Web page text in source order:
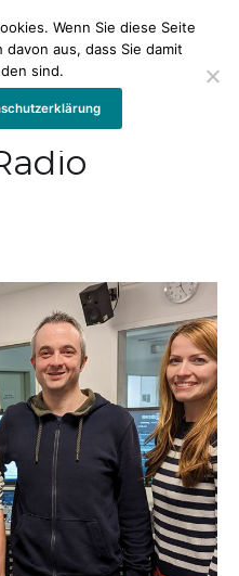
Wenn Sie diese Seite
aus, dass Sie damit
sind.